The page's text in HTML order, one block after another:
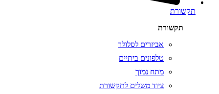
תקשורת
תקשורת
אביזרים לסלולר
טלפונים ביתיים
מתח נמוך
ציוד משלים לתקשורת